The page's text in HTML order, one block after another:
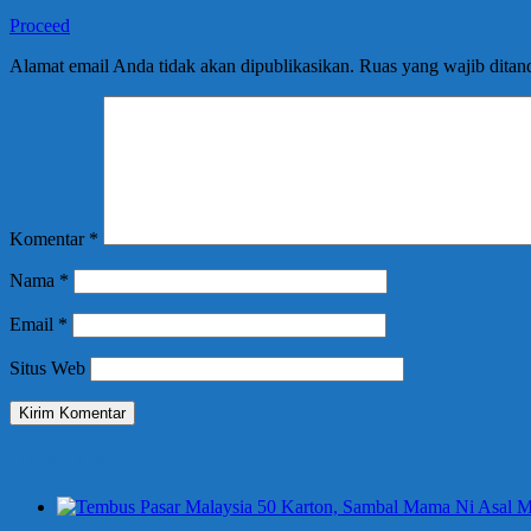
Proceed
Alamat email Anda tidak akan dipublikasikan. Ruas yang wajib
Komentar *
Nama *
Email *
Situs Web